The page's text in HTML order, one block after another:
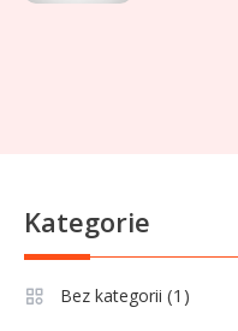
6
Kategorie
Bez kategorii (1)